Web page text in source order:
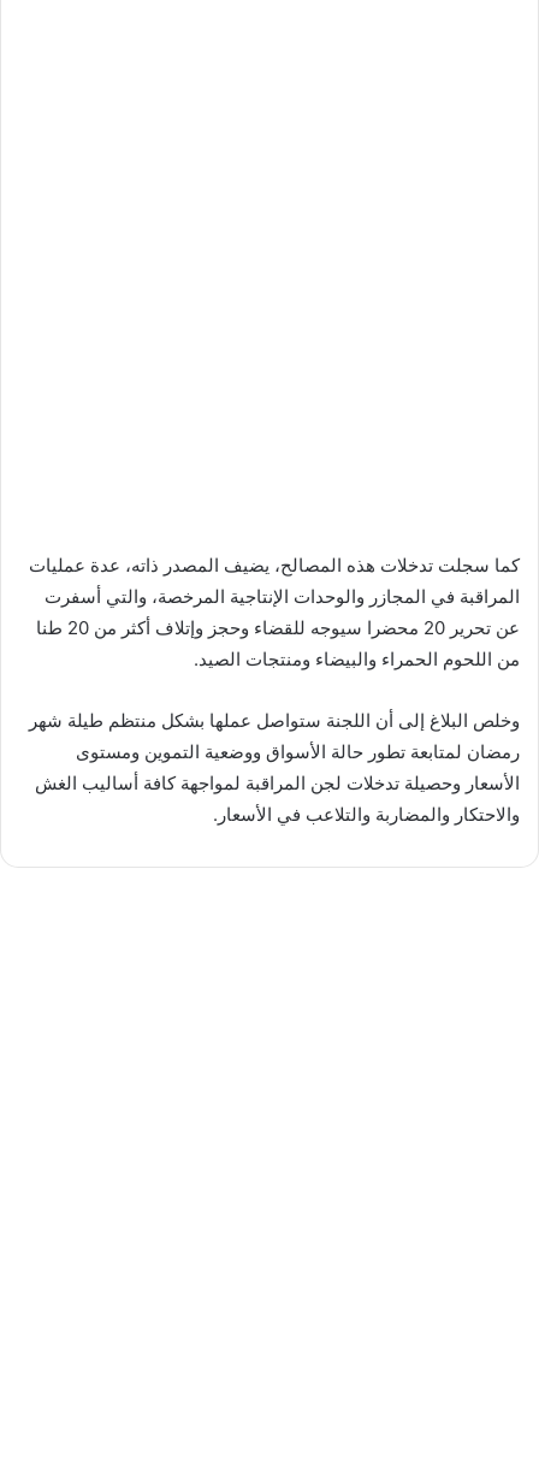
كما سجلت تدخلات هذه المصالح، يضيف المصدر ذاته، عدة عمليات
المراقبة في المجازر والوحدات الإنتاجية المرخصة، والتي أسفرت
عن تحرير 20 محضرا سيوجه للقضاء وحجز وإتلاف أكثر من 20 طنا
من اللحوم الحمراء والبيضاء ومنتجات الصيد.
وخلص البلاغ إلى أن اللجنة ستواصل عملها بشكل منتظم طيلة شهر
رمضان لمتابعة تطور حالة الأسواق ووضعية التموين ومستوى
الأسعار وحصيلة تدخلات لجن المراقبة لمواجهة كافة أساليب الغش
والاحتكار والمضاربة والتلاعب في الأسعار.